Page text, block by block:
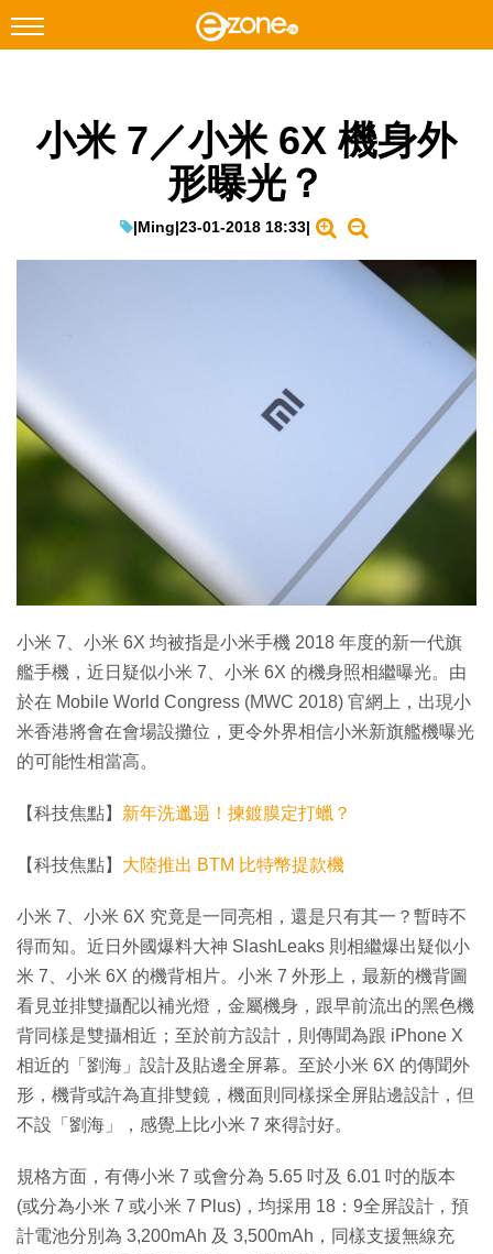
Facebook Instagram
遊戲動漫
生成式AI與雲端應用
Enterprise Digital Transformation
小米 7／小米 6X 機身外
形曝光？
|Ming|23-01-2018 18:33|
小米 7、小米 6X 均被指是小米手機 2018 年度的新一代旗
艦手機，近日疑似小米 7、小米 6X 的機身照相繼曝光。由
於在 Mobile World Congress (MWC 2018) 官網上，出現小
米香港將會在會場設攤位，更令外界相信小米新旗艦機曝光
的可能性相當高。
【科技焦點】 新年洗邋遢！揀鍍膜定打蠟？
【科技焦點】 大陸推出 BTM 比特幣提款機
小米 7、小米 6X 究竟是一同亮相，還是只有其一？暫時不
得而知。近日外國爆料大神 SlashLeaks 則相繼爆出疑似小
米 7、小米 6X 的機背相片。小米 7 外形上，最新的機背圖
看見並排雙攝配以補光燈，金屬機身，跟早前流出的黑色機
背同樣是雙攝相近；至於前方設計，則傳聞為跟 iPhone X
相近的「劉海」設計及貼邊全屏幕。至於小米 6X 的傳聞外
形，機背或許為直排雙鏡，機面則同樣採全屏貼邊設計，但
不設「劉海」，感覺上比小米 7 來得討好。
規格方面，有傳小米 7 或會分為 5.65 吋及 6.01 吋的版本
(或分為小米 7 或小米 7 Plus)，均採用 18：9全屏設計，預
計電池分別為 3,200mAh 及 3,500mAh，同樣支援無線充